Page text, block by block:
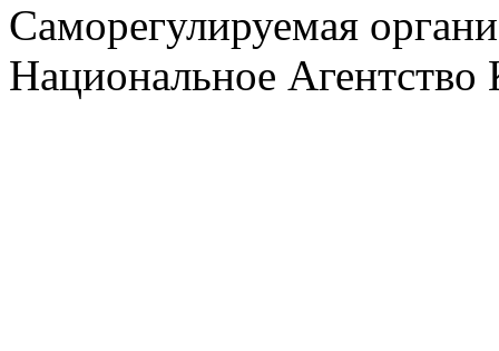
Саморегулируемая
Национальное Агентство